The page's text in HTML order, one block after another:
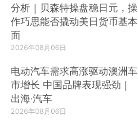
分析｜贝森特操盘稳日元，操
作巧思能否撬动美日货币基本
面
2026年08月06日
电动汽车需求高涨驱动澳洲车
市增长 中国品牌表现强劲｜
出海·汽车
2026年08月06日